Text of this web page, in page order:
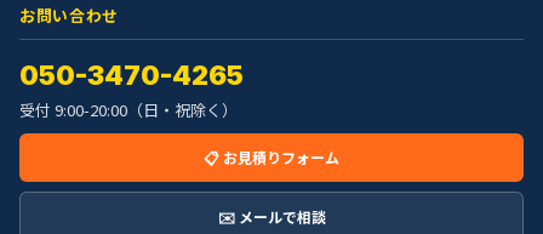
お問い合わせ
050-3470-4265
受付 9:00-20:00（日・祝除く）
📋 お見積りフォーム
✉️ メールで相談